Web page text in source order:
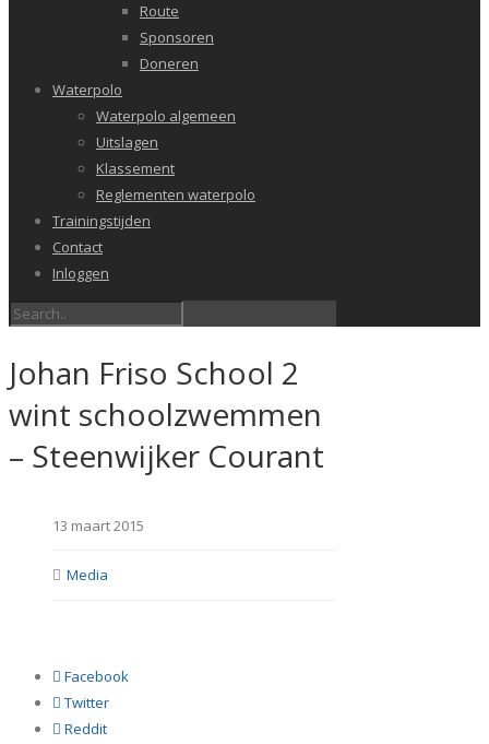
Route
Sponsoren
Doneren
Waterpolo
Waterpolo algemeen
Uitslagen
Klassement
Reglementen waterpolo
Trainingstijden
Contact
Inloggen
Johan Friso School 2
wint schoolzwemmen
– Steenwijker Courant
13 maart 2015
Media
Facebook
Twitter
Reddit